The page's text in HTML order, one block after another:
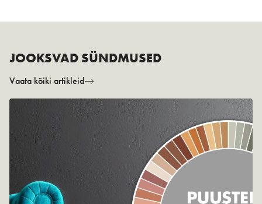
JOOKSVAD SÜNDMUSED
Vaata kõiki artikleid